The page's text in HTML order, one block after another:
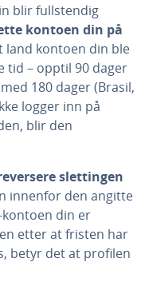
blir fullstendig
kontoen din på
land kontoen din ble
tid – opptil 90 dager
180 dager (Brasil,
logger inn på
blir den
slettingen
innenfor den angitte
din er
etter at fristen har
betyr det at profilen